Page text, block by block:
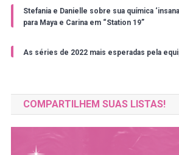
Stefania e Danielle sobre sua química
para Maya e Carina em “Station 19”
As séries de 2022 mais esperadas pela
COMPARTILHEM SUAS LISTAS!